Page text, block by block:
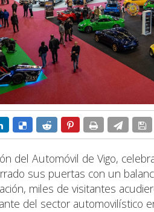
del Automóvil de Vigo,
sus puertas con un
miles de visitantes
del sector automovilístico